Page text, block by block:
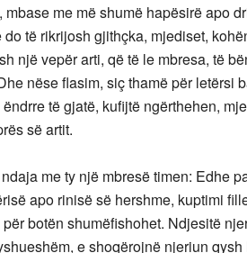
mbase me më shumë hapësirë apo
të rikrijosh gjithçka, mjediset,
një vepër arti, që të le mbresa, të
nëse flasim, siç thamë për letërsi
të gjatë, kufijtë ngërthehen,
së artit.
me ty një mbresë timen: Edhe
apo rinisë së hershme, kuptimi
botën shumëfishohet. Ndjesitë
e shoqërojnë njeriun